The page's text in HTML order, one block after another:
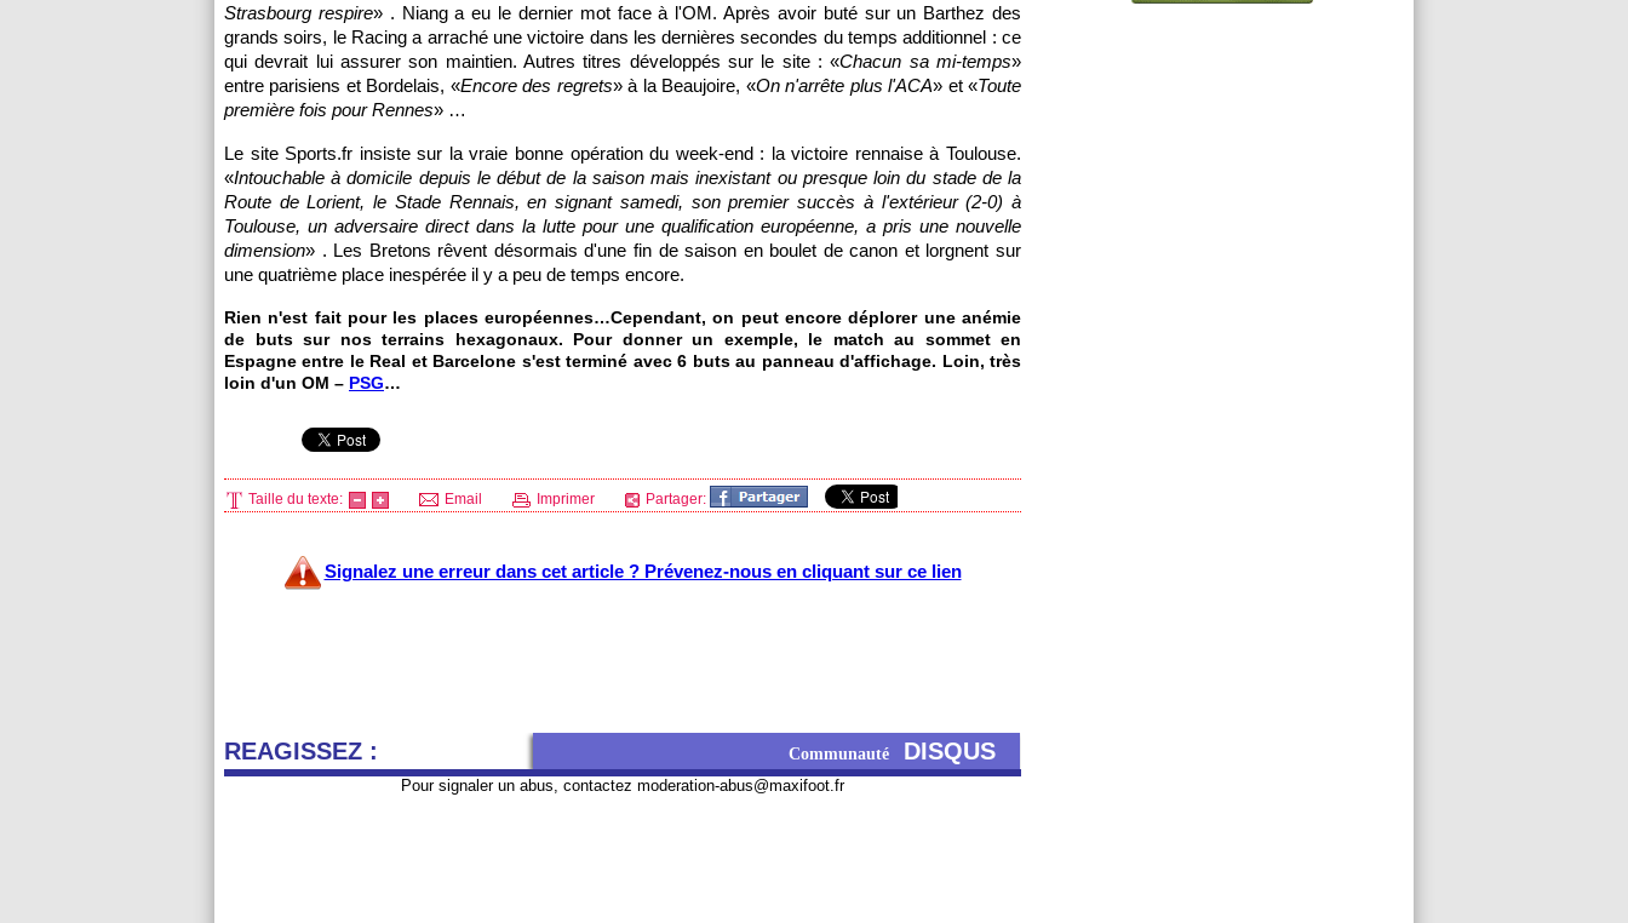
Strasbourg respire» . Niang a eu le dernier mot face à l'OM. Après avoir buté sur un Barthez des
grands soirs, le Racing a arraché une victoire dans les dernières secondes du temps additionnel : ce
qui devrait lui assurer son maintien. Autres titres développés sur le site : «Chacun sa mi-temps»
entre parisiens et Bordelais, «Encore des regrets» à la Beaujoire, «On n'arrête plus l'ACA» et «Toute
première fois pourRennes» …
Le site Sports.fr insiste sur la vraie bonne opération du week-end : la victoire rennaise à Toulouse.
«Intouchable à domicile depuis le début de la saison mais inexistant ou presque loin du stade de la
Route de Lorient, le Stade Rennais, en signant samedi, son premier succès à l'extérieur (2-0) à
Toulouse, un adversaire direct dans la lutte pour une qualification européenne, a pris une nouvelle
dimension» . Les Bretons rêvent désormais d'une fin de saison en boulet de canon et lorgnent sur
une quatrième place inespérée il y a peu de temps encore.
Rien n'est fait pour les places européennes…Cependant, on peut encore déplorer une anémie
de buts sur nos terrains hexagonaux. Pour donner un exemple, le match au sommet en
Espagne entre le Real et Barcelone s'est terminé avec 6 buts au panneau d'affichage. Loin, très
loin d'un OM – PSG…
Taille du texte: Email Imprimer Partager:
Signalez une erreur dans cet article ? Prévenez-nous en cliquant sur ce lien
REAGISSEZ : Communauté DISQUS
Pour signaler un abus, contactez moderation-abus@maxifoot.fr